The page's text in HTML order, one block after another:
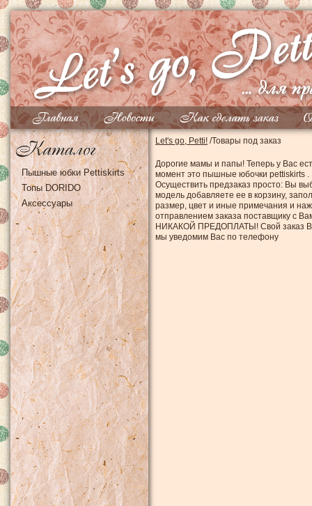
Пышные юбки Pettiskirts
Топы DORIDO
Аксессуары
Let's go, Petti! /Товары под заказ
Дорогие мамы и папы! Теперь у Вас
момент это пышные юбочки pettiskirts .
Осуществить предзаказ просто: Вы
модель добавляете ее в корзину,
размер, цвет и иные примечания и
отправлением заказа поставщику с
НИКАКОЙ ПРЕДОПЛАТЫ! Свой заказ
мы уведомим Вас по телефону